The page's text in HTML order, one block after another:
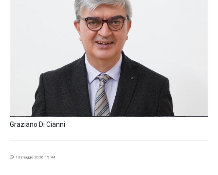
Graziano Di Cianni
13 maggio 2026 19:44